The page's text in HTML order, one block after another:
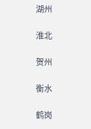
湖州
淮北
贺州
衡水
鹤岗